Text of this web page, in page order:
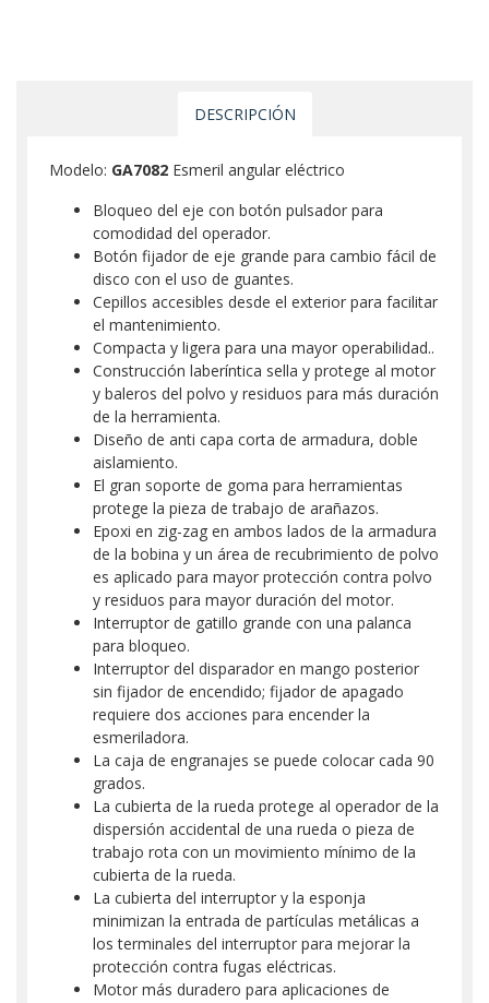
DESCRIPCIÓN
Modelo: GA7082 Esmeril angular eléctrico
Bloqueo del eje con botón pulsador para
comodidad del operador.
Botón fijador de eje grande para cambio fácil de
disco con el uso de guantes.
Cepillos accesibles desde el exterior para facilitar
el mantenimiento.
Compacta y ligera para una mayor operabilidad..
Construcción laberíntica sella y protege al motor
y baleros del polvo y residuos para más duración
de la herramienta.
Diseño de anti capa corta de armadura, doble
aislamiento.
El gran soporte de goma para herramientas
protege la pieza de trabajo de arañazos.
Epoxi en zig-zag en ambos lados de la armadura
de la bobina y un área de recubrimiento de polvo
es aplicado para mayor protección contra polvo
y residuos para mayor duración del motor.
Interruptor de gatillo grande con una palanca
para bloqueo.
Interruptor del disparador en mango posterior
sin fijador de encendido; fijador de apagado
requiere dos acciones para encender la
esmeriladora.
La caja de engranajes se puede colocar cada 90
grados.
La cubierta de la rueda protege al operador de la
dispersión accidental de una rueda o pieza de
trabajo rota con un movimiento mínimo de la
cubierta de la rueda.
La cubierta del interruptor y la esponja
minimizan la entrada de partículas metálicas a
los terminales del interruptor para mejorar la
protección contra fugas eléctricas.
Motor más duradero para aplicaciones de